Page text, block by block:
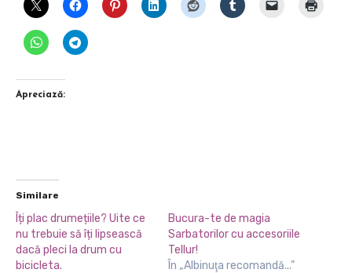
Apreciază:
Similare
Îți plac drumețiile? Uite ce
nu trebuie să îți lipsească
dacă pleci la drum cu
bicicleta.
Bucura-te de magia
Sarbatorilor cu accesoriile
Tellur!
În „Albinuţa recomandă...”